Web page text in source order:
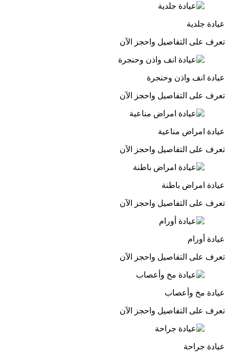
عيادة جلدية
تعرف على التفاصيل واحجز الآن
عيادة انف واذن وحنجرة
تعرف على التفاصيل واحجز الآن
عيادة امراض مناعية
تعرف على التفاصيل واحجز الآن
عيادة امراض باطنة
تعرف على التفاصيل واحجز الآن
عيادة أورام
تعرف على التفاصيل واحجز الآن
عيادة مخ وأعصاب
تعرف على التفاصيل واحجز الآن
عيادة جراحة